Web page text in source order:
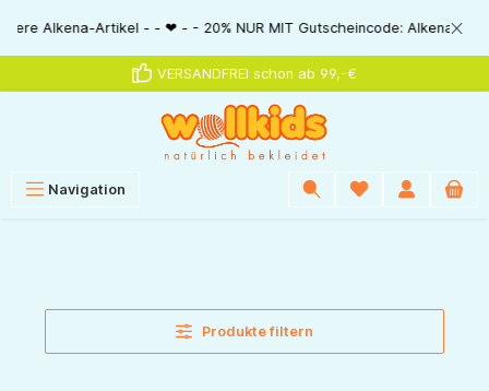
springenMIT Gutscheincode: AlkenaSSV - - ❤ - - Nur im Bestellablauf
VERSANDFREI schon ab 99,-€
Navigation
Produkte filtern